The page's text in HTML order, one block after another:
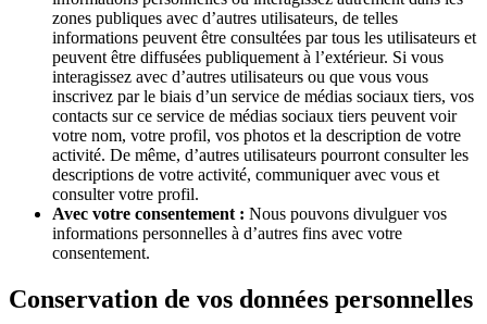
zones publiques avec d’autres utilisateurs, de telles
informations peuvent être consultées par tous les utilisateurs et
peuvent être diffusées publiquement à l’extérieur. Si vous
interagissez avec d’autres utilisateurs ou que vous vous
inscrivez par le biais d’un service de médias sociaux tiers, vos
contacts sur ce service de médias sociaux tiers peuvent voir
votre nom, votre profil, vos photos et la description de votre
activité. De même, d’autres utilisateurs pourront consulter les
descriptions de votre activité, communiquer avec vous et
consulter votre profil.
Avec votre consentement : Nous pouvons divulguer vos
informations personnelles à d’autres fins avec votre
consentement.
Conservation de vos données personnelles